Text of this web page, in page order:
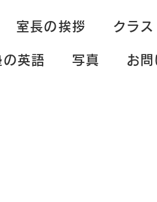
室長の挨拶 クラ
の英語 写真 お